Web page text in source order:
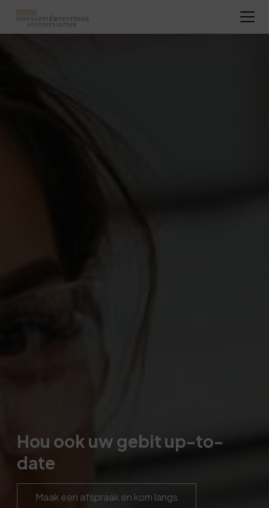
Hou ook uw gebit up-to-
date
Maak een afspraak en kom langs